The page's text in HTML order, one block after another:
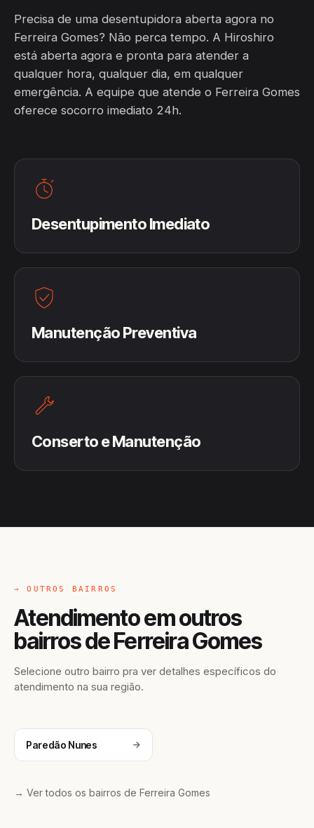
Precisa de uma desentupidora aberta agora no
Ferreira Gomes? Não perca tempo. A Hiroshiro
está aberta agora e pronta para atender a
qualquer hora, qualquer dia, em qualquer
emergência. A equipe que atende o Ferreira Gomes
oferece socorro imediato 24h.
Desentupimento Imediato
Manutenção Preventiva
Conserto e Manutenção
→ OUTROS BAIRROS
Atendimento em outros
bairros de Ferreira Gomes
Selecione outro bairro pra ver detalhes específicos do
atendimento na sua região.
Paredão Nunes
→ Ver todos os bairros de Ferreira Gomes